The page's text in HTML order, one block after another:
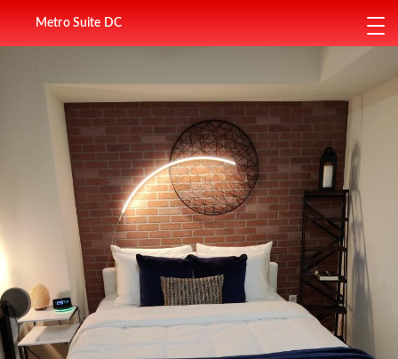
Metro Suite DC